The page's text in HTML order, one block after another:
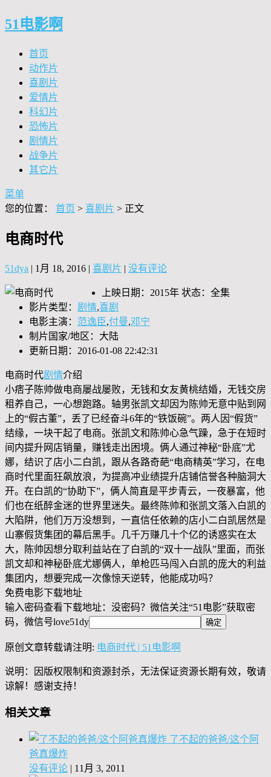
51电影啊
首页
动作片
喜剧片
爱情片
科幻片
恐怖片
剧情片
战争片
其它片
菜单
您的位置： 首页 > 喜剧片 > 正文
电商时代
51dya | 1月 18, 2016 | 喜剧片 | 没有评论
上映日期：2015年 状态：全集
影片类型： 剧情,喜剧
电影主演： 范逸臣,付曼,邓宁
制片国家/地区：大陆
更新日期：2016-01-08 22:42:31
电商时代剧情介绍
小痞子陈帅做电商屡战屡败，无钱和女友黄桃结婚，无钱交房
租养自己，一心想跑路。轴男张凯文却因为陈帅无意中贴到网
上的“假古董”，丢了已经奋斗6年的“铁饭碗”。两人因“假货”
结缘，一块干起了电商。张凯文和陈帅心急气躁，急于在短时
间内提升网店销量，赚钱走出困境。俩人通过神秘“卧底”尤
娜，结识了店小二白凯，跟从各路奇葩“电商精英”学习，在电
商时代里面狂飙放浪，为提高冲业绩提升店铺信誉各种脑洞大
开。在白凯的“协助下”，俩人简直是平步青云，一夜暴富，他
们也在纸醉金迷的世界里迷失。最终陈帅和张凯文落入白凯的
大陷阱，他们万万没想到，一直信任依赖的店小二白凯居然是
山寨假货集团的幕后黑手。几千万赚几十个亿的诱惑实在太
大，陈帅因想分取利益站在了白凯的“双十一战队”里面，而张
凯文却和神秘卧底尤娜俩人，单枪匹马闯入白凯的庞大的利益
集团内，想要完成一次像惊天逆转，他能成功吗？
免费电影下载地址
输入密码查看下载地址：没密码？微信关注“51电影”获取密
码，微信号love51dy
原创文章转载请注明: 电商时代 | 51电影啊
说明：因版权限制和资源封杀，无法保证资源长期有效，敬请
谅解！感谢支持！
相关文章
了不起的爸爸/这个阿
爸真爆炸
没有评论 | 11月 3, 2011